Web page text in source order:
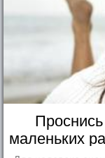
маленьких